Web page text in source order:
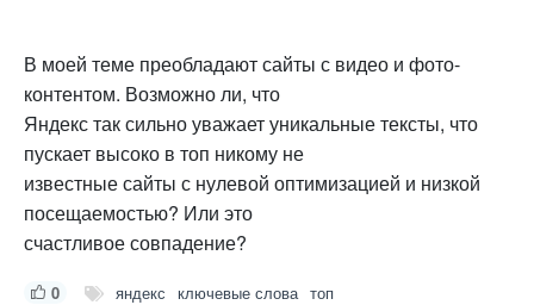
В моей теме преобладают сайты с видео и фото-
контентом. Возможно ли, что
Яндекс так сильно уважает уникальные тексты, что
пускает высоко в топ никому не
известные сайты с нулевой оптимизацией и низкой
посещаемостью? Или это
счастливое совпадение?
0 яндекс ключевые слова топ